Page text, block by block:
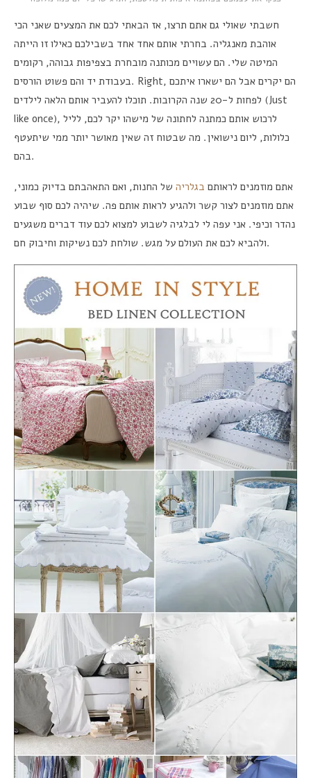
חשבתי שאולי גם אתם תרצו, אז הבאתי לכם את המצעים שאני הכי
אוהבת מאנגליה. בחרתי אותם אחד אחד בשבילכם כאילו זו הייתה
המיטה שלי. הם עשויים מכותנה מובחרת בצפיפות גבוהה, רקומים
בעבודת יד והם פשוט הורסים. Right, הם יקרים אבל הם ישארו איתכם
לפחות ל-20 שנה הקרובות
. תוכלו להעביר אותם הלאה לילדים
(Just
like once),
לרכוש אותם כמתנה לחתונה של מישהו יקר לכם, לליל
כלולות, ליום נישואין. מה שבטוח זה שאין מאושר יותר ממי שיתעטף
בהם.
אתם מוזמנים לראותם בגלריה של החנות, ואם התאהבתם בדיוק כמוני,
אתם מוזמנים לצור קשר ולהגיע לראות אותם פה. שיהיה לכם סוף שבוע
נהדר וכיפי. אני עפה לי לבלגיה לשבוע למצוא לכם עוד דברים משגעים
ולהביא לכם את העולם על מגש. שולחת לכם נשיקות וחיבוק חם .